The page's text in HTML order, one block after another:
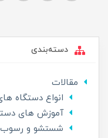
دسته‌بندی
مقالات
انواع دستگاه
آموزش های
شستشو و رسوب